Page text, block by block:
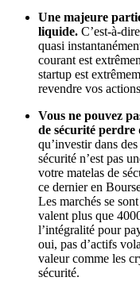
Une majeure
liquide. C’est-à-
quasi
courant est
startup est
revendre vos
Vous ne pouvez
de sécurité perdre
qu’investir dans
sécurité n’est pas
votre matelas de
ce dernier en
Les marchés se
valent plus que
l’intégralité pour
oui, pas d’actifs
valeur comme les
sécurité.